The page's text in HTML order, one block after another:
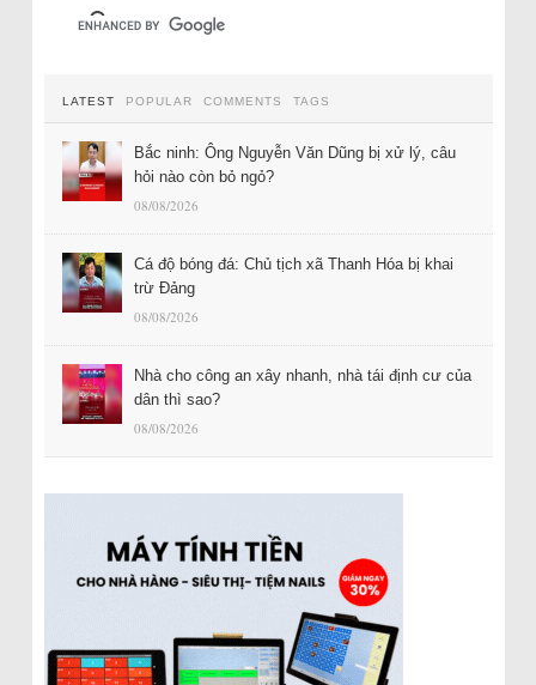
LATEST POPULAR COMMENTS TAGS
Bắc ninh: Ông Nguyễn Văn Dũng bị xử lý, câu
hỏi nào còn bỏ ngỏ?
08/08/2026
Cá độ bóng đá: Chủ tịch xã Thanh Hóa bị khai
trừ Đảng
08/08/2026
Nhà cho công an xây nhanh, nhà tái định cư của
dân thì sao?
08/08/2026